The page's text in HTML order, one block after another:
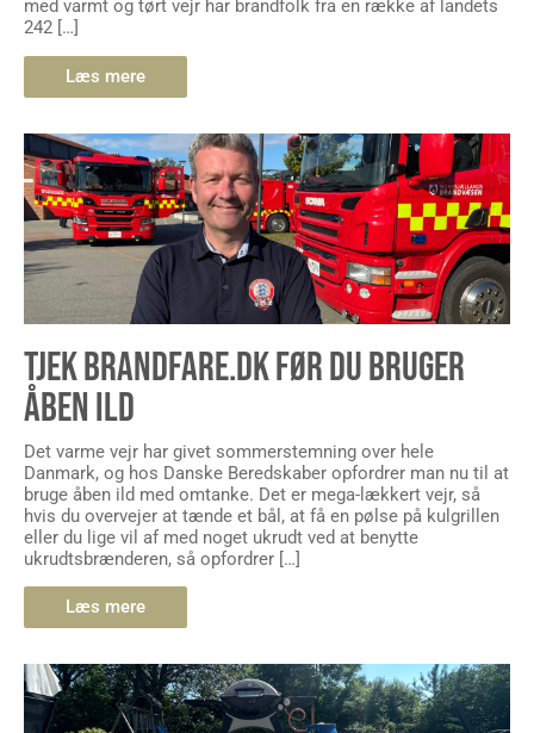
med varmt og tørt vejr har brandfolk fra en række af landets
242 […]
Læs mere
TJEK BRANDFARE.DK FØR DU BRUGER
ÅBEN ILD
Det varme vejr har givet sommerstemning over hele
Danmark, og hos Danske Beredskaber opfordrer man nu til at
bruge åben ild med omtanke. Det er mega-lækkert vejr, så
hvis du overvejer at tænde et bål, at få en pølse på kulgrillen
eller du lige vil af med noget ukrudt ved at benytte
ukrudtsbrænderen, så opfordrer […]
Læs mere